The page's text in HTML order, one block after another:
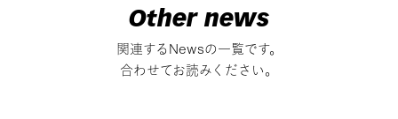
Other news
関連するNewsの一覧です。
合わせてお読みください。